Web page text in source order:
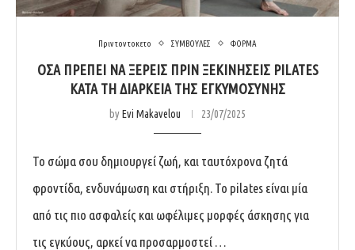
Πριν τον τοκετο ΣΥΜΒΟΥΛΕΣ ΦΟΡΜΑ
ΌΣΑ ΠΡΈΠΕΙ ΝΑ ΞΈΡΕΙΣ ΠΡΙΝ ΞΕΚΙΝΉΣΕΙΣ PILATES
ΚΑΤΆ ΤΗ ΔΙΆΡΚΕΙΑ ΤΗΣ ΕΓΚΥΜΟΣΎΝΗΣ
byEvi Makavelou 23/07/2025
Το σώμα σου δημιουργεί ζωή, και ταυτόχρονα ζητά
φροντίδα, ενδυνάμωση και στήριξη. Το pilates είναι μία
από τις πιο ασφαλείς και ωφέλιμες μορφές άσκησης για
τις εγκύους, αρκεί να προσαρμοστεί …